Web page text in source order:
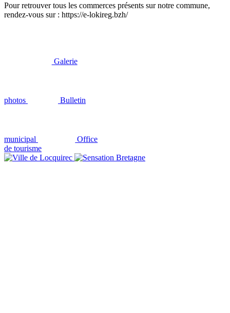
Pour retrouver tous les commerces présents sur notre commune,
rendez-vous sur : https://e-lokireg.bzh/
Galerie
photos Bulletin
municipal
Office
de tourisme